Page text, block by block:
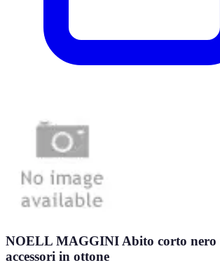
NOELL MAGGINI Abito corto nero
accessori in ottone